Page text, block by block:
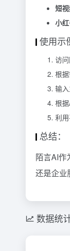
短
小
使用示
访问
根
输
根
利
总结：
陌言AI作
还是企业
数据统